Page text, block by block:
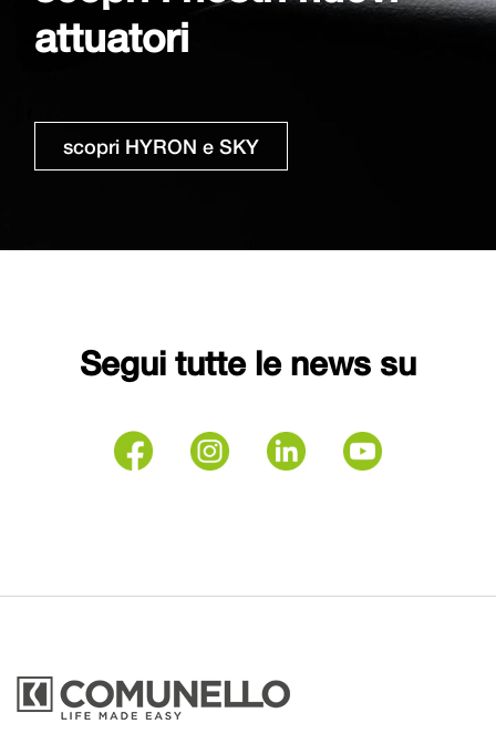
attuatori
scopri HYRON e SKY
Segui tutte le news su